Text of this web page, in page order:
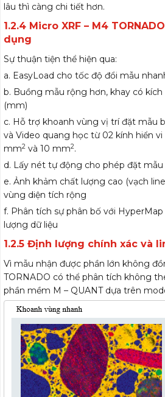
lâu thì càng chi tiết hơn.
1.2.4 Micro XRF – M4
dụng
Sự thuận tiện thể hiện qua:
a. EasyLoad cho tốc độ đổi mẫu
b. Buồng mẫu rộng hơn, khay có kích
(mm)
c. Hỗ trợ khoanh vùng vị trí đặt mẫu
và Video quang học từ 02 kính hiển vi
mm2 và 10 mm2.
d. Lấy nét tự động cho phép đặt mẫu
e. Ảnh khảm chất lượng cao (vạch
vùng diện tích rộng
f. Phân tích sự phân bố với
lượng dữ liệu
1.2.5 Định lượng chính xác và
Vì mẫu nhận được phần lớn không
TORNADO có thể phân tích không
phần mềm M – QUANT dựa trên